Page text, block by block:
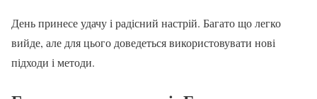
День принесе удачу і радісний настрій. Багато що легко
вийде, але для цього доведеться використовувати нові
підходи і методи.